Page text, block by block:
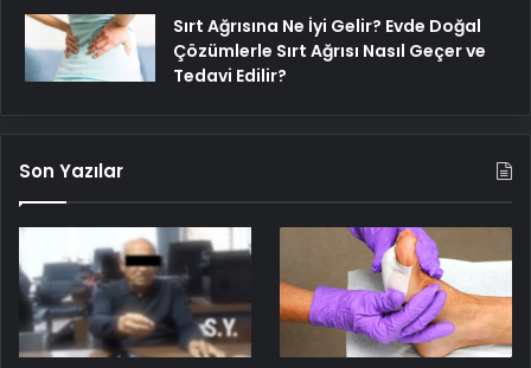
Sırt Ağrısına Ne İyi Gelir? Evde Doğal
Çözümlerle Sırt Ağrısı Nasıl Geçer ve
Tedavi Edilir?
Son Yazılar